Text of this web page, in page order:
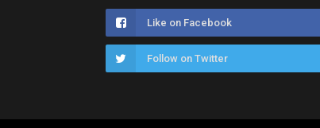
Like on Facebook
Follow on Twitter